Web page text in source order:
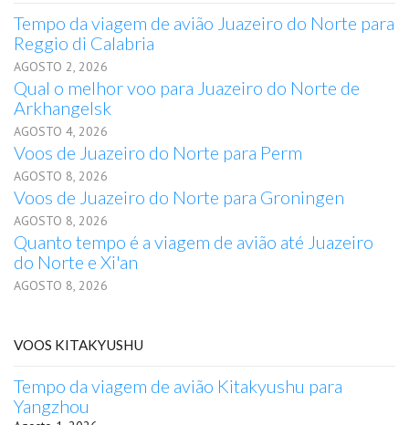
Tempo da viagem de avião Juazeiro do Norte para
Reggio di Calabria
AGOSTO 2, 2026
Qual o melhor voo para Juazeiro do Norte de
Arkhangelsk
AGOSTO 4, 2026
Voos de Juazeiro do Norte para Perm
AGOSTO 8, 2026
Voos de Juazeiro do Norte para Groningen
AGOSTO 8, 2026
Quanto tempo é a viagem de avião até Juazeiro
do Norte e Xi'an
AGOSTO 8, 2026
VOOS KITAKYUSHU
Tempo da viagem de avião Kitakyushu para
Yangzhou